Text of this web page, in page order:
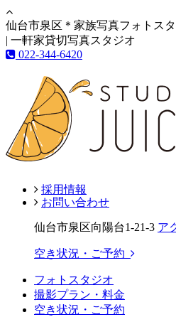
仙台市泉区＊家族写真フォトス
| 一軒家貸切写真スタジオ
022-344-6420
採用情報
お問い合わせ
仙台市泉区向陽台1-21-3 ア
空き状況・ご予約
フォトスタジオ
撮影プラン・料金
空き状況・ご予約